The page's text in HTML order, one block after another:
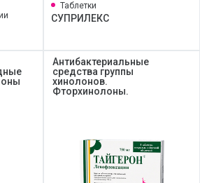
Таблетки
СУПРИЛЕКС
Антибактериальные
средства группы
хинолонов.
Фторхинолоны.